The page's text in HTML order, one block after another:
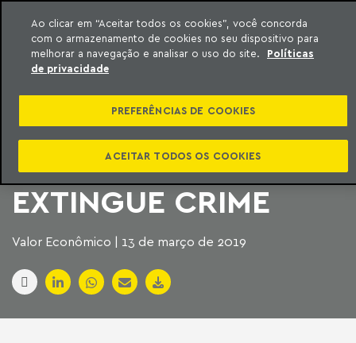
o conteúdo
Machado Meyer
PAGAMENTO DE
DÍVIDA POR FURTO
DE ENERGIA NÃO
EXTINGUE CRIME
Valor Econômico | 13 de março de 2019
Ao clicar em “Aceitar todos os cookies”, você concorda
com o armazenamento de cookies no seu dispositivo para
melhorar a navegação e analisar o uso do site.
Políticas
de privacidade
PREFERÊNCIAS DE COOKIES
ACEITAR TODOS OS COOKIES